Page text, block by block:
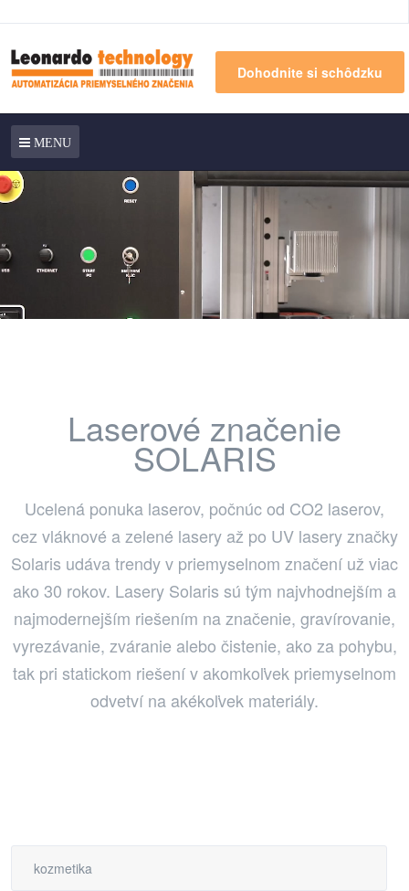
Dohodnite si schôdzku
MENU
Laserové značenie
SOLARIS
Ucelená ponuka laserov, počnúc od CO2 laserov,
cez vláknové a zelené lasery až po UV lasery značky
Solaris udáva trendy v priemyselnom značení už viac
ako 30 rokov. Lasery Solaris sú tým najvhodnejším a
najmodernejším riešením na značenie, gravírovanie,
vyrezávanie, zváranie alebo čistenie, ako za pohybu,
tak pri statickom riešení v akomkoľvek priemyselnom
odvetví na akékoľvek materiály.
kozmetika